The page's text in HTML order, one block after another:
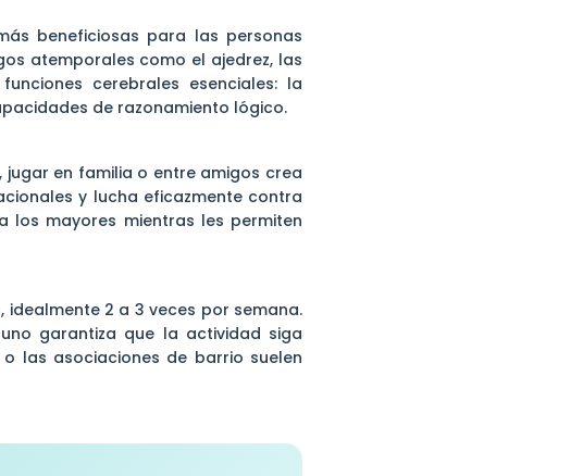
beneficiosas para las personas
atemporales como el ajedrez, las
cerebrales esenciales: la
de razonamiento lógico.
en familia o entre amigos crea
y lucha eficazmente contra
los mayores mientras les permiten
idealmente 2 a 3 veces por semana.
garantiza que la actividad siga
las asociaciones de barrio suelen